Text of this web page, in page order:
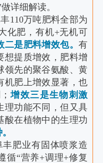
详细解读。
110万吨肥料全部为
化肥，有机+无机可
二是肥料增效包。有
想提质增效，肥料增
领先的聚谷氨酸、黄
机肥上增效显著，也
增效三是生物刺激
理功能不同，但又具
酸在植物中的生理功
肥业有固体喷浆造
循“营养+调理+修复